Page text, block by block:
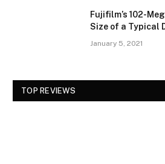
Fujifilm’s 102-
Size of a Typical
January 5, 2021
TOP REVIEWS